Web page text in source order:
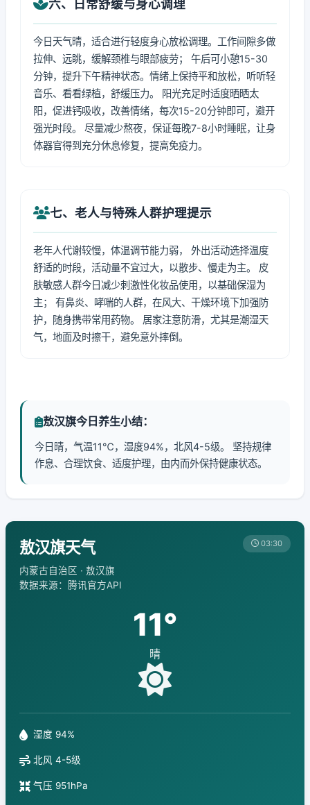
六、日常舒缓与身心调理
今日天气晴，适合进行轻度身心放松调理。工作间隙多做
拉伸、远眺，缓解颈椎与眼部疲劳； 午后可小憩15-30
分钟，提升下午精神状态。情绪上保持平和放松，听听轻
音乐、看看绿植，舒缓压力。 阳光充足时适度晒晒太
阳，促进钙吸收，改善情绪，每次15-20分钟即可，避开
强光时段。 尽量减少熬夜，保证每晚7-8小时睡眠，让身
体器官得到充分休息修复，提高免疫力。
七、老人与特殊人群护理提示
老年人代谢较慢，体温调节能力弱， 外出活动选择温度
舒适的时段，活动量不宜过大，以散步、慢走为主。 皮
肤敏感人群今日减少刺激性化妆品使用，以基础保湿为
主； 有鼻炎、哮喘的人群，在风大、干燥环境下加强防
护，随身携带常用药物。 居家注意防滑，尤其是潮湿天
气，地面及时擦干，避免意外摔倒。
敖汉旗今日养生小结：
今日晴，气温11℃，湿度94%，北风4-5级。 坚持规律
作息、合理饮食、适度护理，由内而外保持健康状态。
敖汉旗天气
内蒙古自治区 · 敖汉旗
数据来源：腾讯官方API
03:30
11°
晴
湿度 94%
北风 4-5级
气压 951hPa